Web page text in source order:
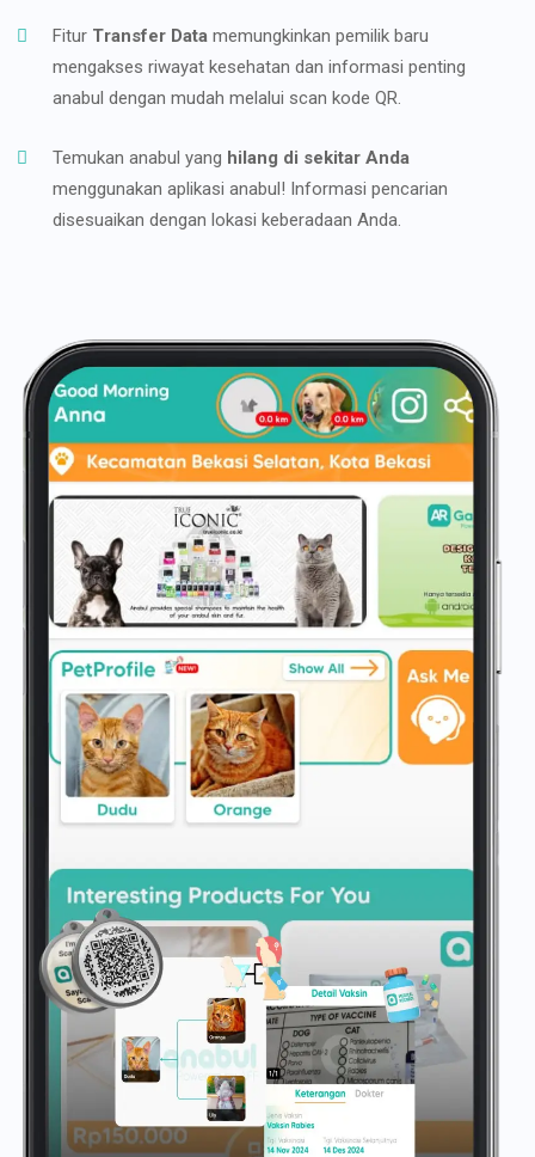
Fitur Transfer Data memungkinkan pemilik baru
mengakses riwayat kesehatan dan informasi penting
anabul dengan mudah melalui scan kode QR.
Temukan anabul yang hilang di sekitar Anda
menggunakan aplikasi anabul! Informasi pencarian
disesuaikan dengan lokasi keberadaan Anda.